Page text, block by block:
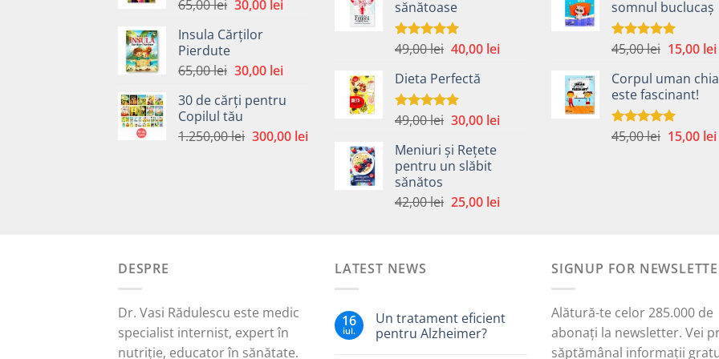
65,00lei Prețul
a
65,00 lei.
30,00 leiPrețul
Insula Cărților
Pierdute
65,00lei Prețul
a
fost:
65,00 lei.
30,00 leiPrețul
este:
30 de cărți pentru
Copilul tău
1.250,00lei Prețul
300,00 leiPrețul
300,00 lei.
fost:
59,00 lei.
sănătoase
Evaluat la
49,00lei Prețul
a
fost:
49,00 lei.
40,00 leiPrețul
Dieta Perfectă
Evaluat la
49,00lei Prețul
a
fost:
30,00 leiPrețul
Meniuri și Rețete
pentru un slăbit
sănătos
42,00lei Prețul
25,00 leiPrețul
fost:
59,00 lei.
somnul buclucaș
Evaluat la
45,00lei Prețul
a
fost:
45,00 lei.
15,00 lei
Corpul uman
este fascinant!
Evaluat la
45,00lei Prețul
15,00 lei
DESPRE
Dr. Vasi Rădulescu este medic
specialist internist, expert în
nutriție, educator în sănătate.
LATEST NEWS
16
iul.
Un tratament eficient
pentru Alzheimer?
SIGNUP FOR
Alătură-te celor 285.000 de
abonați la newsletter. Vei
săptămânal informații